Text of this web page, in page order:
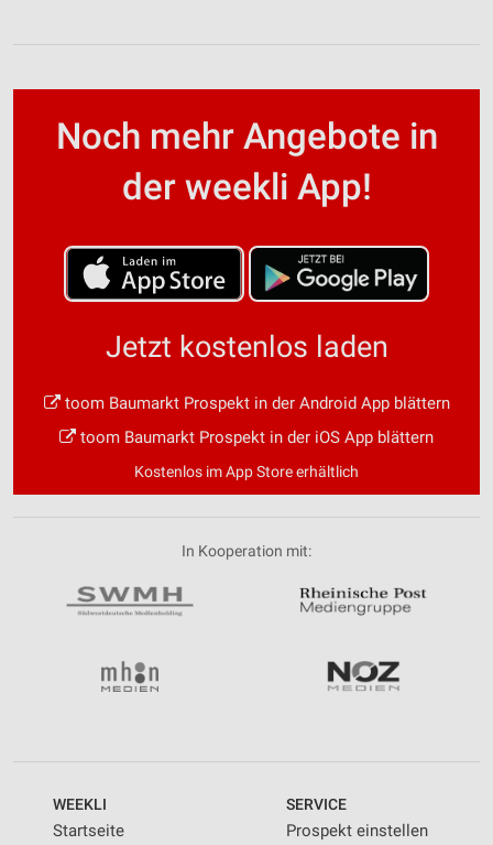
Noch mehr Angebote in
der weekli App!
Jetzt kostenlos laden
toom Baumarkt Prospekt in der Android App blättern
toom Baumarkt Prospekt in der iOS App blättern
Kostenlos im App Store erhältlich
In Kooperation mit:
WEEKLI
Startseite
SERVICE
Prospekt einstellen